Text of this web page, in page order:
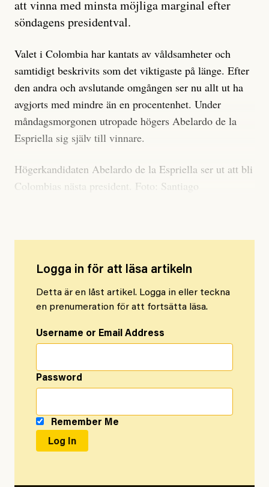
att vinna med minsta möjliga marginal efter
söndagens presidentval.
Valet i Colombia har kantats av våldsamheter och
samtidigt beskrivits som det viktigaste på länge. Efter
den andra och avslutande omgången ser nu allt ut ha
avgjorts med mindre än en procentenhet. Under
måndagsmorgonen utropade högers Abelardo de la
Espriella sig själv till vinnare.
Högerkandidaten Abelardo de la Espriella ser ut att bli
Colombias nästa president. Foto: Santiago
Logga in för att läsa artikeln
Detta är en låst artikel. Logga in eller teckna
en prenumeration för att fortsätta läsa.
Username or Email Address
Password
Remember Me